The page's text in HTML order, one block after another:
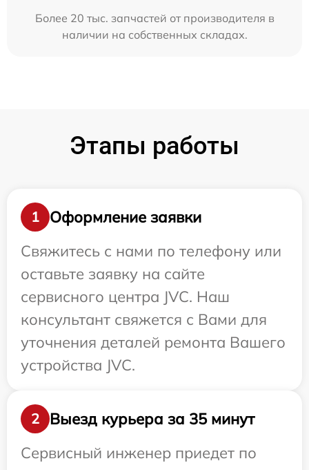
Более 20 тыс. запчастей от производителя в
наличии на собственных складах.
Этапы работы
1
Оформление заявки
Свяжитесь с нами по телефону или
оставьте заявку на сайте
сервисного центра JVC. Наш
консультант свяжется с Вами для
уточнения деталей ремонта Вашего
устройства JVC.
2
Выезд курьера за 35 минут
Сервисный инженер приедет по